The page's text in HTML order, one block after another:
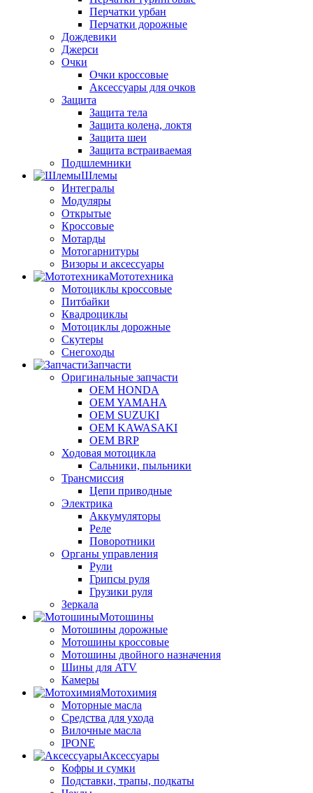
Перчатки урбан
Перчатки дорожные
Дождевики
Джерси
Очки
Очки кроссовые
Аксессуары для очков
Защита
Защита тела
Защита колена, локтя
Защита шеи
Защита встраиваемая
Подшлемники
Шлемы
Интегралы
Модуляры
Открытые
Кроссовые
Мотарды
Мотогарнитуры
Визоры и аксессуары
Мототехника
Мотоциклы кроссовые
Питбайки
Квадроциклы
Мотоциклы дорожные
Скутеры
Снегоходы
Запчасти
Оригинальные запчасти
OEM HONDA
OEM YAMAHA
OEM SUZUKI
OEM KAWASAKI
OEM BRP
Ходовая мотоцикла
Сальники, пыльники
Трансмиссия
Цепи приводные
Электрика
Аккумуляторы
Реле
Поворотники
Органы управления
Рули
Грипсы руля
Грузики руля
Зеркала
Мотошины
Мотошины дорожные
Мотошины кроссовые
Мотошины двойного назначения
Шины для ATV
Камеры
Мотохимия
Моторные масла
Средства для ухода
Вилочные масла
IPONE
Аксессуары
Кофры и сумки
Подставки, трапы, подкаты